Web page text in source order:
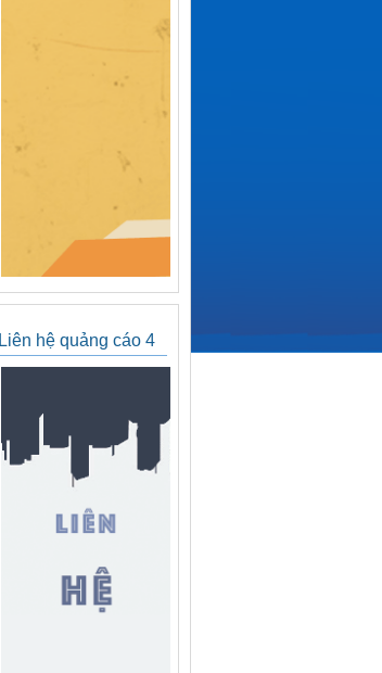
Liên hệ quảng cáo 4